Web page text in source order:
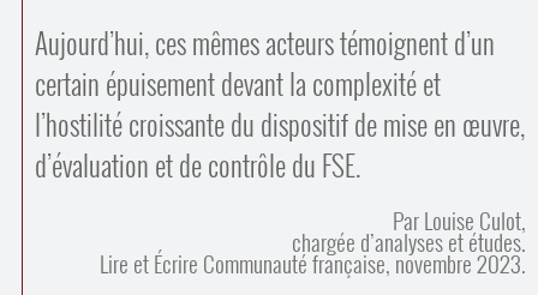
Aujourd’hui, ces mêmes acteurs témoignent d’un
certain épuisement devant la complexité et
l’hostilité croissante du dispositif de mise en œuvre,
d’évaluation et de contrôle du FSE.
Par Louise Culot,
chargée d’analyses et études.
Lire et Écrire Communauté française, novembre 2023.